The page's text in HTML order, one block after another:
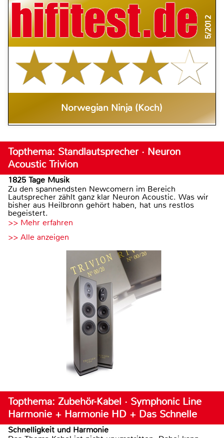
5/2012
Norwegian Ninja (Koch)
Topthema: Standlautsprecher · Neuron
Acoustic Trivion
1825 Tage Musik
Zu den spannendsten Newcomern im Bereich
Lautsprecher zählt ganz klar Neuron Acoustic. Was wir
bisher aus Heilbronn gehört haben, hat uns restlos
begeistert.
>> Mehr erfahren
>> Alle anzeigen
Topthema: Zubehör-Kabel · Symphonic Line
Harmonie + Harmonie HD + Das Schnelle
Schnelligkeit und Harmonie